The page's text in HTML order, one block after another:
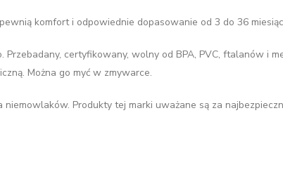
komfort i odpowiednie dopasowanie od 3 do 36
certyfikowany, wolny od BPA, PVC, ftalanów i
Można go myć w zmywarce.
Produkty tej marki uważane są za